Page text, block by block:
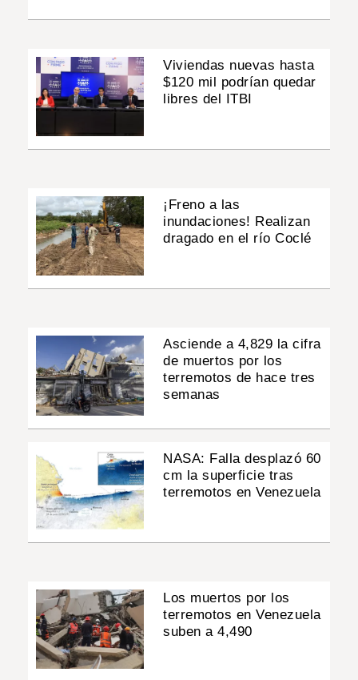
Viviendas nuevas hasta
$120 mil podrían quedar
libres del ITBI
¡Freno a las
inundaciones! Realizan
dragado en el río Coclé
Asciende a 4,829 la cifra
de muertos por los
terremotos de hace tres
semanas
NASA: Falla desplazó 60
cm la superficie tras
terremotos en Venezuela
Los muertos por los
terremotos en Venezuela
suben a 4,490